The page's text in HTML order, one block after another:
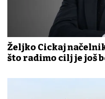
Željko Cickaj
što radimo cilj je još